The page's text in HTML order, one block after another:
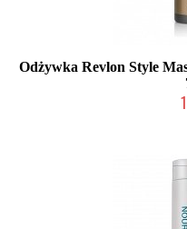
Odżywka Revlon Style